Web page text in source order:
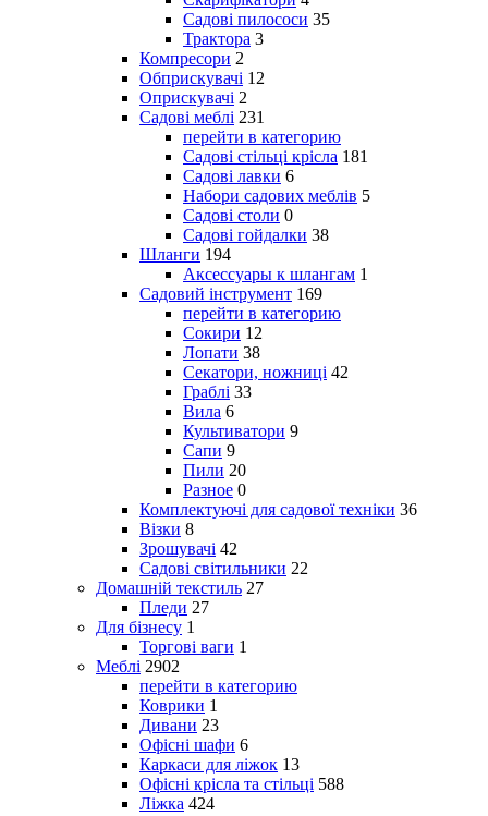
Садові пилососи 35
Трактора 3
Компресори 2
Обприскувачі 12
Оприскувачі 2
Садові меблі 231
перейти в категорию
Садові стільці крісла 181
Садові лавки 6
Набори садових меблів 5
Садові столи 0
Садові гойдалки 38
Шланги 194
Аксессуары к шлангам 1
Садовий інструмент 169
перейти в категорию
Сокири 12
Лопати 38
Секатори, ножниці 42
Граблі 33
Вила 6
Культиватори 9
Сапи 9
Пили 20
Разное 0
Комплектуючі для садової техніки 36
Візки 8
Зрошувачі 42
Садові світильники 22
Домашній текстиль 27
Пледи 27
Для бізнесу 1
Торгові ваги 1
Меблі 2902
перейти в категорию
Коврики 1
Дивани 23
Офісні шафи 6
Каркаси для ліжок 13
Офісні крісла та стільці 588
Ліжка 424